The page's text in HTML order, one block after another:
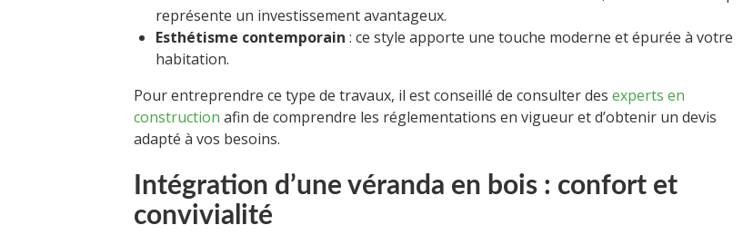
représente un investissement avantageux.
Esthétisme contemporain : ce style apporte une touche moderne et épurée à votre
habitation.
Pour entreprendre ce type de travaux, il est conseillé de consulter des experts en
construction afin de comprendre les réglementations en vigueur et d’obtenir un devis
adapté à vos besoins.
Intégration d’une véranda en bois : confort et
convivialité